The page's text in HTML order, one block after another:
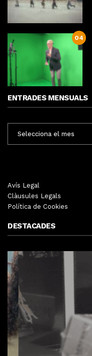
04
ENTRADES MENSUALS
MENSUALS
Avís Legal
Clàusules Legals
Política de Cookies
DESTACADES